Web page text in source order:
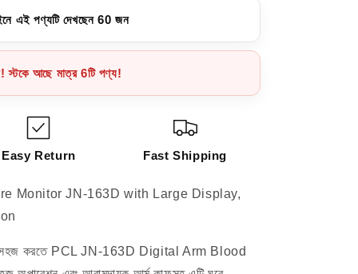
এই পণ্যটি দেখছেন 75 জন
আছে মাত্র 6টি পণ্য!
Easy Return Fast Shipping
Monitor JN-163D with Large Display,
আরও সহজ করতে PCL JN-163D Digital Arm Blood